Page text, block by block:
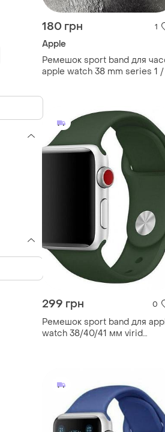
180 грн 1
Apple
Ремешок sport band для
apple watch 38 mm series 1 /
299 грн 0
Ремешок sport band для
watch 38/40/41 мм virid